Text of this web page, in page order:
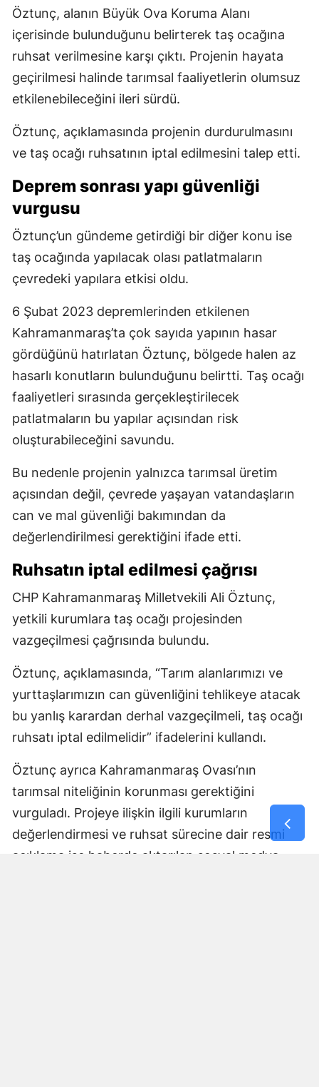
Öztunç, alanın Büyük Ova Koruma Alanı
içerisinde bulunduğunu belirterek taş ocağına
ruhsat verilmesine karşı çıktı. Projenin hayata
geçirilmesi halinde tarımsal faaliyetlerin olumsuz
etkilenebileceğini ileri sürdü.
Öztunç, açıklamasında projenin durdurulmasını
ve taş ocağı ruhsatının iptal edilmesini talep etti.
Deprem sonrası yapı güvenliği
vurgusu
Öztunç’un gündeme getirdiği bir diğer konu ise
taş ocağında yapılacak olası patlatmaların
çevredeki yapılara etkisi oldu.
6 Şubat 2023 depremlerinden etkilenen
Kahramanmaraş’ta çok sayıda yapının hasar
gördüğünü hatırlatan Öztunç, bölgede halen az
hasarlı konutların bulunduğunu belirtti. Taş ocağı
faaliyetleri sırasında gerçekleştirilecek
patlatmaların bu yapılar açısından risk
oluşturabileceğini savundu.
Bu nedenle projenin yalnızca tarımsal üretim
açısından değil, çevrede yaşayan vatandaşların
can ve mal güvenliği bakımından da
değerlendirilmesi gerektiğini ifade etti.
Ruhsatın iptal edilmesi çağrısı
CHP Kahramanmaraş Milletvekili Ali Öztunç,
yetkili kurumlara taş ocağı projesinden
vazgeçilmesi çağrısında bulundu.
Öztunç, açıklamasında, “Tarım alanlarımızı ve
yurttaşlarımızın can güvenliğini tehlikeye atacak
bu yanlış karardan derhal vazgeçilmeli, taş ocağı
ruhsatı iptal edilmelidir” ifadelerini kullandı.
Öztunç ayrıca Kahramanmaraş Ovası’nın
tarımsal niteliğinin korunması gerektiğini
vurguladı. Projeye ilişkin ilgili kurumların
değerlendirmesi ve ruhsat sürecine dair resmi
açıklama ise haberde aktarılan sosyal medya